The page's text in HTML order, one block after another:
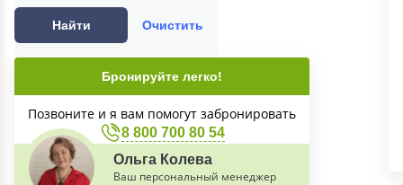
Найти Очистить
Бронируйте легко!
Позвоните и я вам помогут забронировать
8 800 700 80 54
Ольга Колева
Ваш персональный менеджер